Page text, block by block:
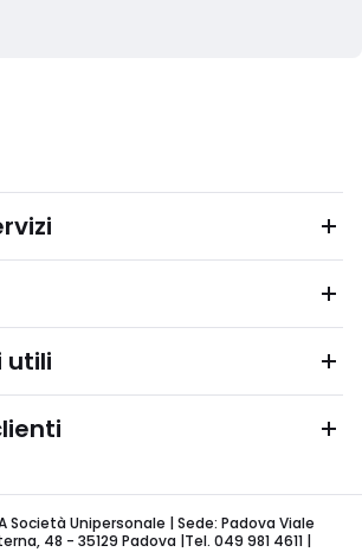
utili
Società Unipersonale | Sede: Padova Viale
48 - 35129 Padova |Tel. 049 981 4611 |